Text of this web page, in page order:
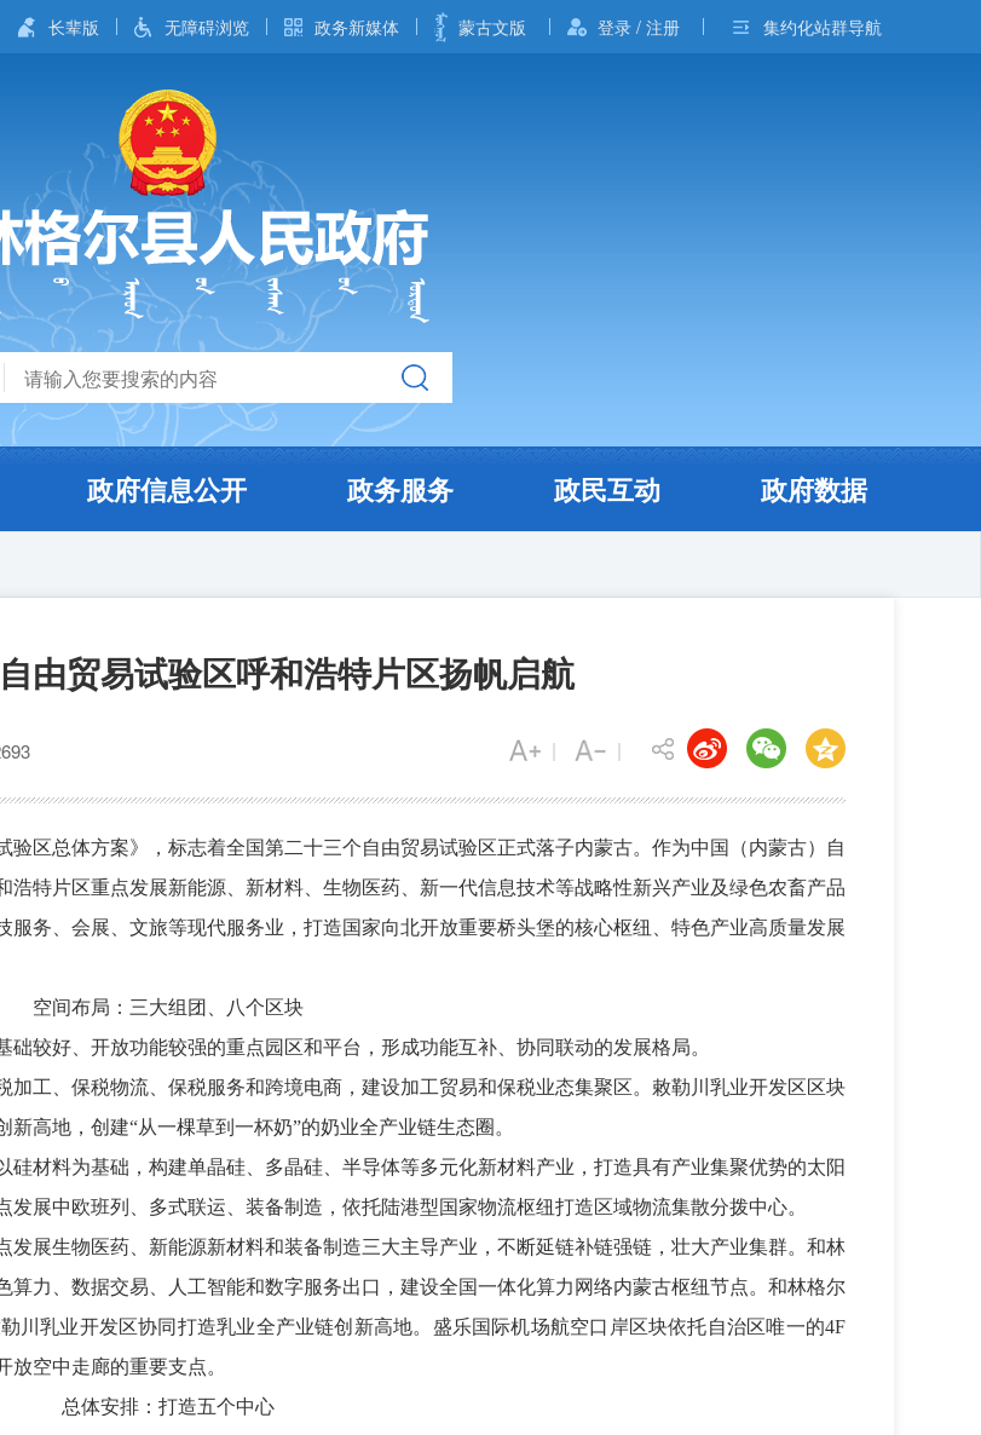
长辈版 无障碍浏览 政务新媒体 蒙古文版 登录 / 注册 集约化站群导航
政府信息公开 政务服务 政民互动 政府数据
由贸易试验区呼和浩特片区扬帆启航
验区总体方案》，标志着全国第二十三个自由贸易试验区正式落子内蒙古。作为中国（内蒙古）自
特片区重点发展新能源、新材料、生物医药、新一代信息技术等战略性新兴产业及绿色农畜产品
务、会展、文旅等现代服务业，打造国家向北开放重要桥头堡的核心枢纽、特色产业高质量发展
空间布局：三大组团、八个区块
较好、开放功能较强的重点园区和平台，形成功能互补、协同联动的发展格局。
工、保税物流、保税服务和跨境电商，建设加工贸易和保税业态集聚区。敕勒川乳业开发区区块
高地，创建“从一棵草到一杯奶”的奶业全产业链生态圈。
材料为基础，构建单晶硅、多晶硅、半导体等多元化新材料产业，打造具有产业集聚优势的太阳
展中欧班列、多式联运、装备制造，依托陆港型国家物流枢纽打造区域物流集散分拨中心。
展生物医药、新能源新材料和装备制造三大主导产业，不断延链补链强链，壮大产业集群。和林
力、数据交易、人工智能和数字服务出口，建设全国一体化算力网络内蒙古枢纽节点。和林格尔
川乳业开发区协同打造乳业全产业链创新高地。盛乐国际机场航空口岸区块依托自治区唯一的4F
空中走廊的重要支点。
总体安排：打造五个中心